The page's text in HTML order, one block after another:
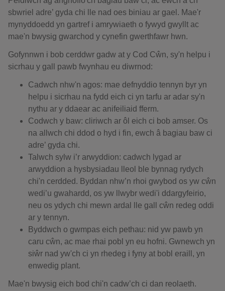
sbwriel adre’ gyda chi lle nad oes biniau ar gael. Mae'r
mynyddoedd yn gartref i amrywiaeth o fywyd gwyllt ac
mae'n bwysig gwarchod y cynefin gwerthfawr hwn.
Gofynnwn i bob cerddwr gadw at y Cod Cŵn, sy'n helpu i
sicrhau y gall pawb fwynhau eu diwrnod:
Cadwch nhw'n agos: mae defnyddio tennyn byr yn
helpu i sicrhau na fydd eich ci yn tarfu ar adar sy'n
nythu ar y ddaear ac anifeiliaid fferm.
Codwch y baw: cliriwch ar ôl eich ci bob amser. Os
na allwch chi ddod o hyd i fin, ewch â bagiau baw ci
adre’ gyda chi.
Talwch sylw i’r arwyddion: cadwch lygad ar
arwyddion a hysbysiadau lleol ble bynnag rydych
chi'n cerdded. Byddan nhw’n rhoi gwybod os yw cŵn
wedi’u gwahardd, os yw llwybr wedi'i ddargyfeirio,
neu os ydych chi mewn ardal lle gall cŵn redeg oddi
ar y tennyn.
Byddwch o gwmpas eich pethau: nid yw pawb yn
caru cŵn, ac mae rhai pobl yn eu hofni. Gwnewch yn
siŵr nad yw'ch ci yn rhedeg i fyny at bobl eraill, yn
enwedig plant.
Mae'n bwysig eich bod chi'n cadw’ch ci dan reolaeth.